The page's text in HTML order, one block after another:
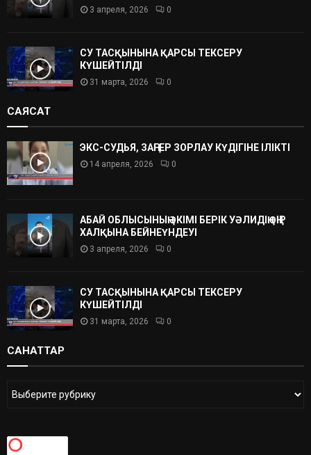
3 апреля, 2026 0
СУ ТАСҚЫНЫНА ҚАРСЫ ТЕКСЕРУ
КҮШЕЙТІЛДІ
31 марта, 2026 0
САЯСАТ
ЭКС-СУДЬЯ, ЗАҢГЕР ЗОРЛАУ КҮДІГІНЕ ІЛІКТІ
14 апреля, 2026 0
АБАЙ ОБЛЫСЫНЫҢ ӘКІМІ БЕРІК УӘЛИДІҢ ӨҢІР
ХАЛҚЫНА БЕЙНЕҮНДЕУІ
3 апреля, 2026 0
СУ ТАСҚЫНЫНА ҚАРСЫ ТЕКСЕРУ
КҮШЕЙТІЛДІ
31 марта, 2026 0
САНАТТАР